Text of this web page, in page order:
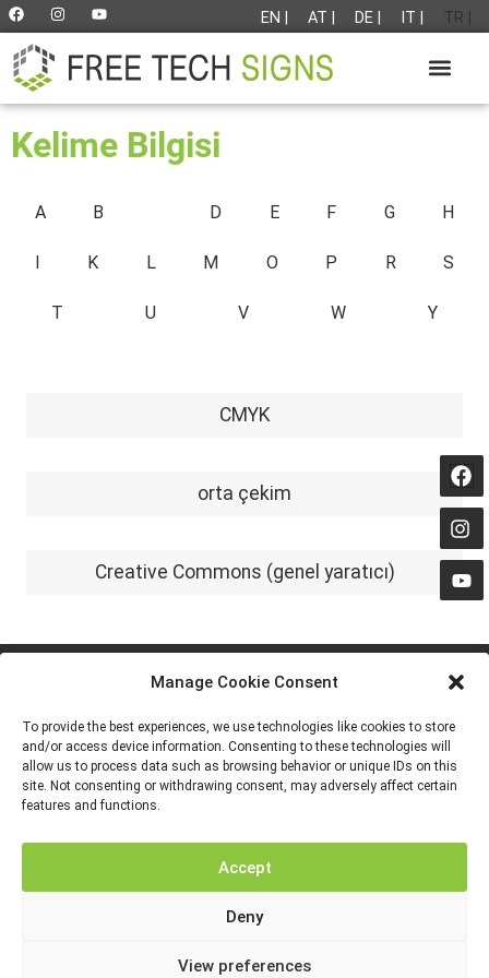
Manage Cookie Consent
To provide the best experiences, we use technologies like cookies to store
and/or access device information. Consenting to these technologies will
allow us to process data such as browsing behavior or unique IDs on this
site. Not consenting or withdrawing consent, may adversely affect certain
features and functions.
Accept
Deny
View preferences
EN | AT | DE | IT | TR |
Kelime Bilgisi
A B D E F G H
I K L M O P R S
T U V W Y
CMYK
orta çekim
Creative Commons (genel yaratıcı)
Kültür Yürütme Ajansı’nın (EACEA) görüşlerini yansıtmak zorunda değildir. Ne
Avrupa Birliği ne de EACEA bunlardan sorumlu tutulamaz.